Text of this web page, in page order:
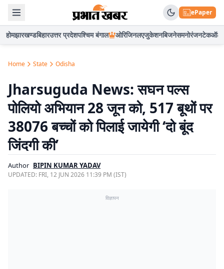
ePaper
होमझारखण्डबिहारउत्तर प्रदेशपश्चिम बंगाल ओरिजिनलएजुकेशनबिजनेसमनोरंजनटेकऑटो
Home State Odisha
Jharsuguda News: सघन पल्स
पोलियो अभियान 28 जून को, 517 बूथों पर
38076 बच्चों को पिलाई जायेगी ‘दो बूंद
जिंदगी की’
Author BIPIN KUMAR YADAV
UPDATED: FRI, 12 JUN 2026 11:39 PM (IST)
विज्ञापन